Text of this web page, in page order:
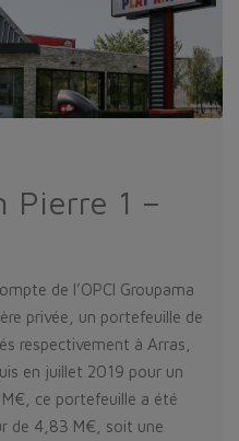
Pierre 1 –
de l’OPCI Groupama
privée, un portefeuille de
respectivement à Arras,
en juillet 2019 pour un
ce portefeuille a été
de 4,83 M€, soit une